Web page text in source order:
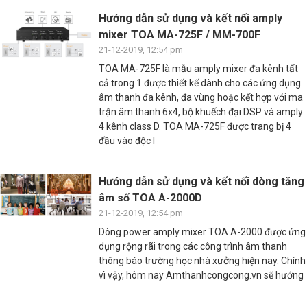
Hướng dẫn sử dụng và kết nối amply
mixer TOA MA-725F / MM-700F
21-12-2019, 12:54 pm
TOA MA-725F là mẫu amply mixer đa kênh tất
cả trong 1 được thiết kế dành cho các ứng dụng
âm thanh đa kênh, đa vùng hoặc kết hợp với ma
trận âm thanh 6x4, bộ khuếch đại DSP và amply
4 kênh class D. TOA MA-725F được trang bị 4
đầu vào độc l
Hướng dẫn sử dụng và kết nối dòng tăng
âm số TOA A-2000D
21-12-2019, 12:54 pm
Dòng power amply mixer TOA A-2000 được ứng
dụng rộng rãi trong các công trình âm thanh
thông báo trường học nhà xưởng hiện nay. Chính
vì vậy, hôm nay Amthanhcongcong.vn sẽ hướng